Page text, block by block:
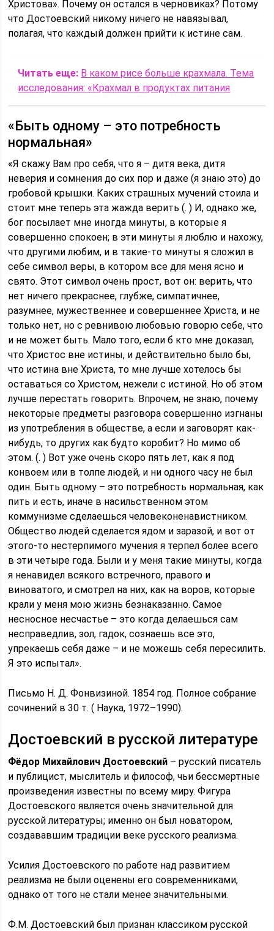
Христова». Почему он остался в черновиках? Потому
что Достоевский никому ничего не навязывал,
полагая, что каждый должен прийти к истине сам.
Читать еще: В каком рисе больше крахмала. Тема
исследования: «Крахмал в продуктах питания
«Быть одному – это потребность
нормальная»
«Я скажу Вам про себя, что я – дитя века, дитя
неверия и сомнения до сих пор и даже (я знаю это) до
гробовой крышки. Каких страшных мучений стоила и
стоит мне теперь эта жажда верить (. ) И, однако же,
бог посылает мне иногда минуты, в которые я
совершенно спокоен; в эти минуты я люблю и нахожу,
что другими любим, и в такие-то минуты я сложил в
себе символ веры, в котором все для меня ясно и
свято. Этот символ очень прост, вот он: верить, что
нет ничего прекраснее, глубже, симпатичнее,
разумнее, мужественнее и совершеннее Христа, и не
только нет, но с ревнивою любовью говорю себе, что
и не может быть. Мало того, если б кто мне доказал,
что Христос вне истины, и действительно было бы,
что истина вне Христа, то мне лучше хотелось бы
оставаться со Христом, нежели с истиной. Но об этом
лучше перестать говорить. Впрочем, не знаю, почему
некоторые предметы разговора совершенно изгнаны
из употребления в обществе, а если и заговорят как-
нибудь, то других как будто коробит? Но мимо об
этом. (. ) Вот уже очень скоро пять лет, как я под
конвоем или в толпе людей, и ни одного часу не был
один. Быть одному – это потребность нормальная, как
пить и есть, иначе в насильственном этом
коммунизме сделаешься человеконенавистником.
Общество людей сделается ядом и заразой, и вот от
этого-то нестерпимого мучения я терпел более всего
в эти четыре года. Были и у меня такие минуты, когда
я ненавидел всякого встречного, правого и
виноватого, и смотрел на них, как на воров, которые
крали у меня мою жизнь безнаказанно. Самое
несносное несчастье – это когда делаешься сам
несправедлив, зол, гадок, сознаешь все это,
упрекаешь себя даже – и не можешь себя пересилить.
Я это испытал».
Письмо Н. Д. Фонвизиной. 1854 год. Полное собрание
сочинений в 30 т. ( Наука, 1972–1990).
Достоевский в русской литературе
Фёдор Михайлович Достоевский – русский писатель
и публицист, мыслитель и философ, чьи бессмертные
произведения известны по всему миру. Фигура
Достоевского является очень значительной для
русской литературы; именно он был новатором,
создававшим традиции веке русского реализма.
Усилия Достоевского по работе над развитием
реализма не были оценены его современниками,
однако от того не стали менее значительными.
Ф.М. Достоевский был признан классиком русской